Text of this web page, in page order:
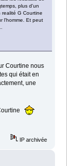
plus d'un
G Courtine
l'homme. Et peut
Courtine nous
qui était en
une
IP archivée